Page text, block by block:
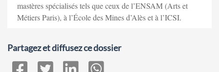
mastères spécialisés tels que ceux de l’ENSAM (Arts et
Métiers Paris), à l’École des Mines d’Alès et à l’ICSI.
Partagez et diffusez ce dossier